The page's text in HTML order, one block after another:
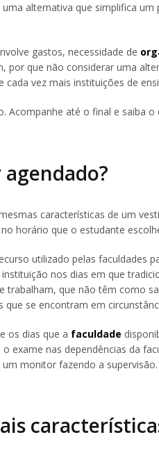
alternativa que simplifica
gastos, necessidade de
por que não considerar uma
cada vez mais instituições de
Acompanhe até o final e saiba
características de um
horário que o estudante
utilizado pelas faculdades
nos dias em que
trabalham, que não têm como
se encontram em
os dias que a faculdade
exame nas dependências da
monitor fazendo a